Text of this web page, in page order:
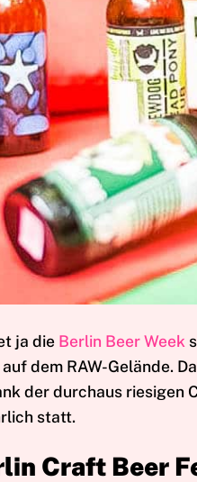
ja die Berlin Beer Week
dem RAW-Gelände.
der durchaus riesigen
statt.
Craft Beer